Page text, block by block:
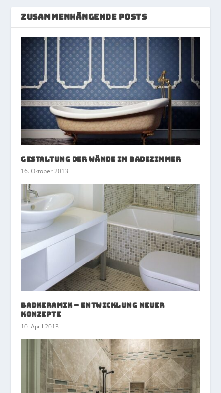
ZUSAMMENHÄNGENDE POSTS
Gestaltung der Wände im Badezimmer
16. Oktober 2013
Badkeramik – Entwicklung neuer
Konzepte
10. April 2013